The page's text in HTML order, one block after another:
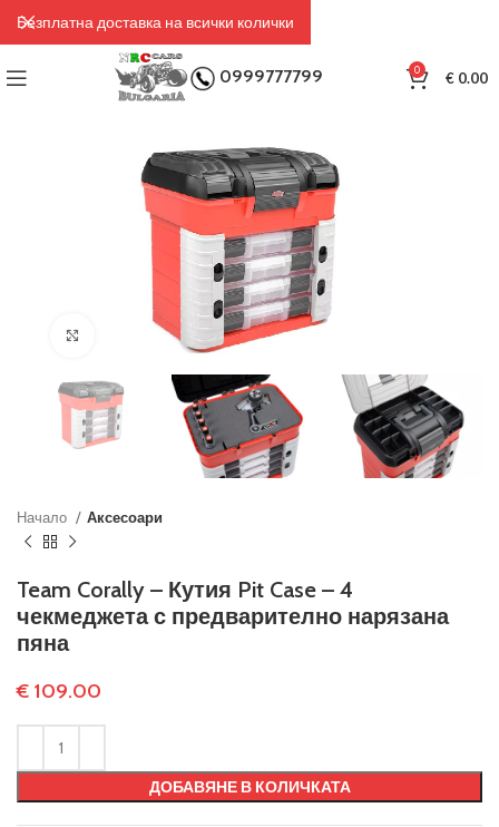
0999777799 0 €0.00
Click to enlarge
Начало Аксесоари
Team Corally – Кутия Pit Case – 4
чекмеджета с предварително нарязана
пяна
€ 109.00
ДОБАВЯНЕ В КОЛИЧКАТА
Безплатна доставка на всички колички